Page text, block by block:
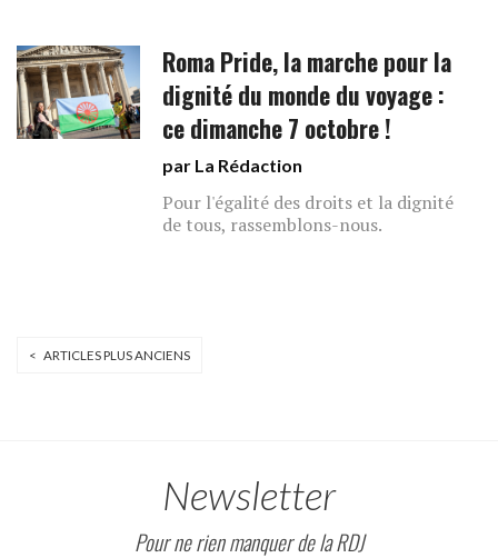
Roma Pride, la marche pour la
dignité du monde du voyage :
ce dimanche 7 octobre !
par La Rédaction
Pour l'égalité des droits et la dignité
de tous, rassemblons-nous.
< ARTICLES PLUS ANCIENS
Newsletter
Pour ne rien manquer de la RDJ